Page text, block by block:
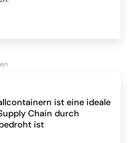
ist eine ideale
Chain durch
ist